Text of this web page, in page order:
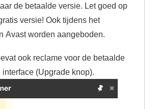
de betaalde versie. Let goed op
versie! Ook tijdens het
Avast worden aangeboden.
ook reclame voor de betaalde
(Upgrade knop).